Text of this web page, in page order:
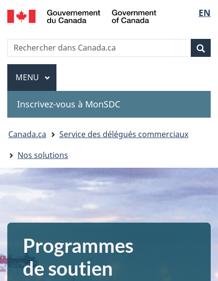
Passer
au
principal
Passer
à
Au
sujet
»
Passer
à
version
HTML
de
la
EN
Government
Recherche
Rechercher
dans
Canada.ca
Menu
MENU PRINCIPAL
Inscrivez-vous à MonSDC
You
are
here:
Canada.ca
Service des délégués commerciaux
Nos solutions
Programmes
de soutien